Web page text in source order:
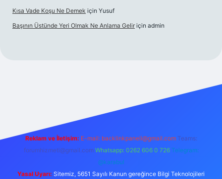
Kısa Vade Koşu Ne Demek için Yusuf
Başının Üstünde Yeri Olmak Ne Anlama Gelir için admin
Reklam ve İletişim: E-mail: backlinkpaneli@gmail.com Teams:
forumhizmeti@gmail.com Whatsapp: 0262 606 0 726 Telegram:
@karabul
Yasal Uyarı: Sitemiz, 5651 Sayılı Kanun gereğince Bilgi Teknolojileri